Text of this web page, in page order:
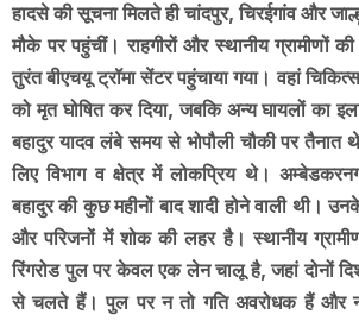
हादसे की सूचना मिलते ही चांदपुर, चिरईगांव और
मौके पर पहुंचीं। राहगीरों और स्थानीय ग्रामीणों
तुरंत बीएचयू ट्रॉमा सेंटर पहुंचाया गया। वहां
को मृत घोषित कर दिया, जबकि अन्य घायलों का
बहादुर यादव लंबे समय से भोपौली चौकी पर तैनात
लिए विभाग व क्षेत्र में लोकप्रिय थे।
बहादुर की कुछ महीनों बाद शादी होने वाली थी।
और परिजनों में शोक की लहर है। स्थानीय
रिंगरोड पुल पर केवल एक लेन चालू है, जहां दोनों
से चलते हैं। पुल पर न तो गति अवरोधक हैं और